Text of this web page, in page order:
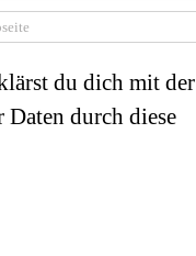
du dich mit der
durch diese